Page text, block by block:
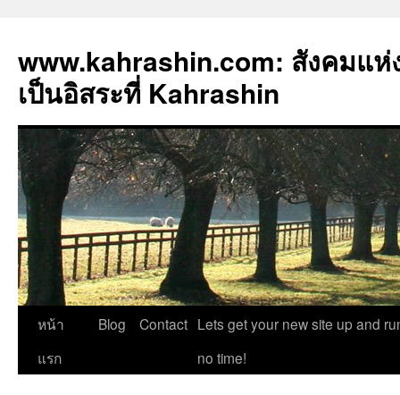
www.kahrashin.com: สังคมแ
เป็นอิสระที่ Kahrashin
ข้าม
ไป
หน้า
แรก
Blog Contact Lets get your new site up and
no time!